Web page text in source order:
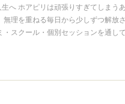
へ ホアピリは頑張りすぎてしまう
理を重ねる毎日から少しずつ解放
スクール・個別セッションを通し